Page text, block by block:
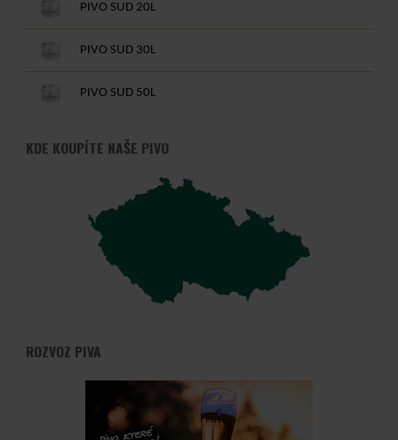
PIVO SUD 20L
PIVO SUD 30L
PIVO SUD 50L
KDE KOUPÍTE NAŠE PIVO
ROZVOZ PIVA